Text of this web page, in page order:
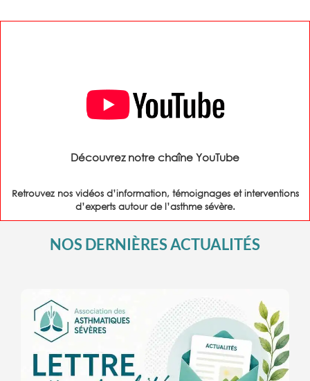
Découvrez notre chaîne YouTube
Retrouvez nos vidéos d’information, témoignages et interventions
d’experts autour de l’asthme sévère.
NOS DERNIÈRES ACTUALITÉS